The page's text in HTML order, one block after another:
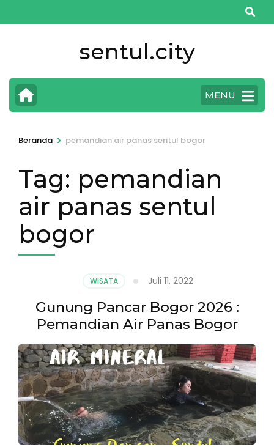
ke
Enter)
sentul.city
MENU
Beranda > pemandian air panas sentul bogor
Tag: pemandian
air panas sentul
bogor
WISATA Juli 11, 2022
Gunung Pancar Bogor 2026 :
Pemandian Air Panas Bogor